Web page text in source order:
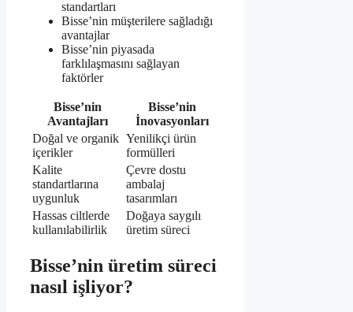
standartları
Bisse’nin müşterilere sağladığı
avantajlar
Bisse’nin piyasada
farklılaşmasını sağlayan
faktörler
Bisse’nin
Avantajları
Bisse’nin
İnovasyonları
Doğal ve organik
içerikler
Yenilikçi ürün
formülleri
Kalite
standartlarına
uygunluk
Çevre dostu
ambalaj
tasarımları
Hassas ciltlerde
kullanılabilirlik
Doğaya saygılı
üretim süreci
Bisse’nin üretim süreci
nasıl işliyor?